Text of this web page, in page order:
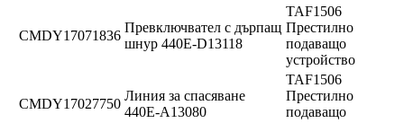
CMDY17071836
Превключвател с дърпащ
шнур 440E-D13118
TAF1506
Престилно
подаващо
устройство
CMDY17027750
Линия за спасяване
440E-A13080
TAF1506
Престилно
подаващо